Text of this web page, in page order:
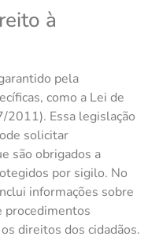
à
pela
como a Lei de
2011). Essa legislação
solicitar
são obrigados a
por sigilo. No
informações sobre
procedimentos
direitos dos cidadãos.